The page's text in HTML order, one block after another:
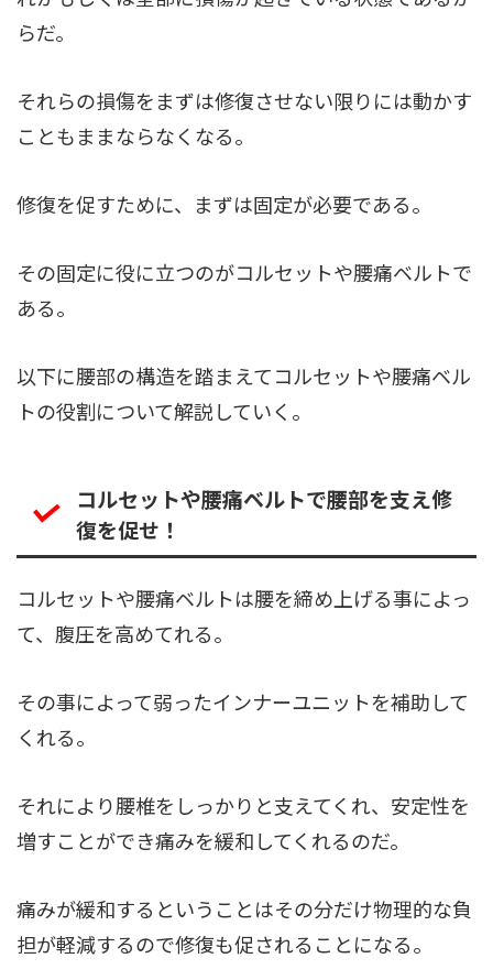
らだ。
それらの損傷をまずは修復させない限りには動かす
こともままならなくなる。
修復を促すために、まずは固定が必要である。
その固定に役に立つのがコルセットや腰痛ベルトで
ある。
以下に腰部の構造を踏まえてコルセットや腰痛ベル
トの役割について解説していく。
コルセットや腰痛ベルトで腰部を支え修
復を促せ！
コルセットや腰痛ベルトは腰を締め上げる事によっ
て、腹圧を高めてれる。
その事によって弱ったインナーユニットを補助して
くれる。
それにより腰椎をしっかりと支えてくれ、安定性を
増すことができ痛みを緩和してくれるのだ。
痛みが緩和するということはその分だけ物理的な負
担が軽減するので修復も促されることになる。